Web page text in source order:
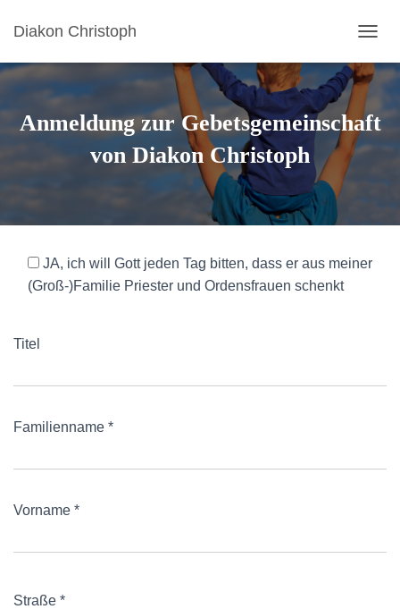
Diakon Christoph
A
V
I
G
A
T
C
Anmeldung zur Gebetsgemeinschaft
von Diakon Christoph
JA, ich will Gott jeden Tag bitten, dass er aus meiner
(Groß-)Familie Priester und Ordensfrauen schenkt
Titel
Familienname *
Vorname *
Straße *